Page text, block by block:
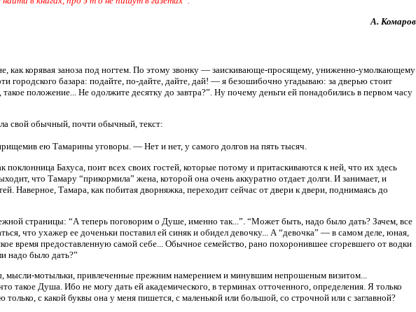
А. Комаров
как корявая заноза под ногтем. По этому звонку — заискивающе-просящему, униженно-умолкающему
городского базара: подайте, по-дайте, дайте, дай! — я безошибочно угадываю: за дверью стоит
положение... Не одолжите десятку до завтра?”. Ну почему деньги ей понадобились в первом часу
свой обычный, почти обычный, текст:
ею Тамарины уговоры. — Нет и нет, у самого долгов на пять тысяч.
Бахуса, поит всех своих гостей, которые потому и притаскиваются к ней, что их здесь
что Тамару “прикормила” жена, которой она очень аккуратно отдает долги. И занимает, и
Наверное, Тамара, как побитая дворняжка, переходит сейчас от двери к двери, поднимаясь до
страницы: “А теперь поговорим о Душе, именно так...”. “Может быть, надо было дать? Зачем, все
что ухажер ее доченьки поставил ей синяк и обидел девочку... А “девочка” — в самом деле, юная,
время предоставленную самой себе... Обычное семейство, рано похоронившее сгоревшего от водки
надо было дать?”
мысли-мотыльки, привлеченные прежним намерением и минувшим непрошеным визитом...
Душа. Ибо не могу дать ей академического, в терминах отточенного, определения. Я только
с какой буквы она у меня пишется, с маленькой или большой, со строчной или с заглавной?